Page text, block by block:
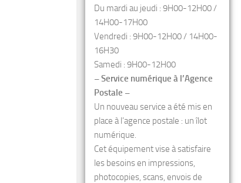
Du mardi au jeudi : 9H00-12H00 /
14H00-17H00
Vendredi : 9H00-12H00 / 14H00-
16H30
Samedi : 9H00-12H00
– Service numérique à l’Agence
Postale –
Un nouveau service a été mis en
place à l’agence postale : un îlot
numérique.
Cet équipement vise à satisfaire
les besoins en impressions,
photocopies, scans, envois de